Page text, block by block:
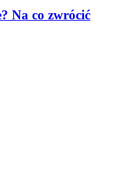
Na co zwrócić